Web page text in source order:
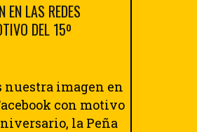
EN LAS REDES
DEL 15º
nuestra imagen en
con motivo
la Peña